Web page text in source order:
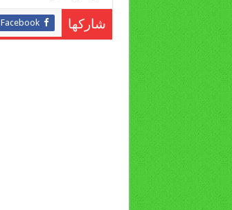
شاركها Facebook